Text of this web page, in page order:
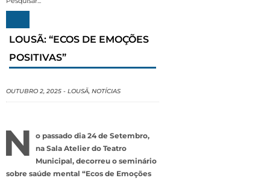
LOUSÃ: “ECOS DE EMOÇÕES
POSITIVAS”
OUTUBRO 2, 2025 - LOUSÃ, NOTÍCIAS
N
o passado dia 24 de Setembro,
na Sala Atelier do Teatro
Municipal, decorreu o seminário
sobre saúde mental “Ecos de Emoções